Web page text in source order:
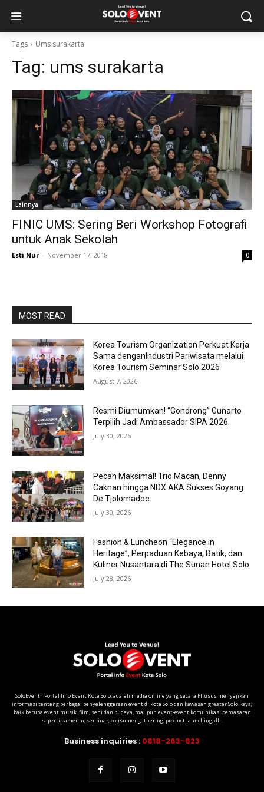
Tags Ums surakarta
Tag: ums surakarta
Lainnya
FINIC UMS: Sering Beri Workshop Fotografi
untuk Anak Sekolah
Esti Nur - November 17, 2018 0
MOST READ
Korea Tourism Organization Perkuat Kerja
Sama denganIndustri Pariwisata melalui
Korea Tourism Seminar Solo 2026
August 7, 2026
Resmi Diumumkan! “Gondrong” Gunarto
Terpilih Jadi Ambassador SIPA 2026.
July 30, 2026
Pecah Maksimal! Trio Macan, Denny
Caknan hingga NDX AKA Sukses Goyang
De Tjolomadoe.
July 30, 2026
Fashion & Luncheon “Elegance in
Heritage”, Perpaduan Kebaya, Batik, dan
Kuliner Nusantara di The Sunan Hotel Solo
July 28, 2026
SoloEvent I Portal Info Event Kota Solo, adalah media online yang secara khusus menyajikan
informasi tentang berbagai penyelenggaraan event di kota Solo dan kawasan greater Solo Raya;
baik berupa event musik, film, seni dan budaya, maupun event-event komunikasi pemasaran
seperti pameran, seminar, consumer gathering, product launching, dll.
Business inquiries : 0818-263-823